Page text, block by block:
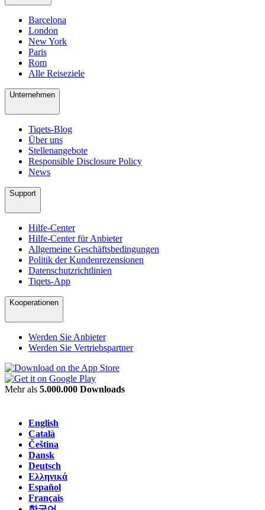
Barcelona
London
New York
Paris
Rom
Alle Reiseziele
Unternehmen
Tiqets-Blog
Über uns
Stellenangebote
Responsible Disclosure Policy
News
Support
Hilfe-Center
Hilfe-Center für Anbieter
Allgemeine Geschäftsbedingungen
Politik der Kundenrezensionen
Datenschutzrichtlinien
Tiqets-App
Kooperationen
Werden Sie Anbieter
Werden Sie Vertriebspartner
Mehr als 5.000.000 Downloads
English
Català
Čeština
Dansk
Deutsch
Ελληνικά
Español
Français